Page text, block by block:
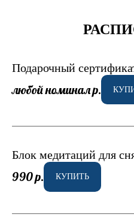
Подарочный
любой номиналр.
Блок медитаций для
990р. КУПИТЬ